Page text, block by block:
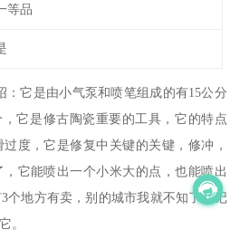
等品
：它是由小气泵和喷笔组成的有15公分
它是修古陶瓷重要的工具，它的特点
度，它是修复中关键的关键，修冲，
它能喷出一个小米大的点，也能喷出
个地方有卖，别的城市我就不知了，记
。